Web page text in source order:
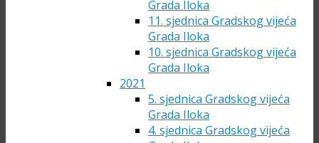
Grada Iloka
11. sjednica Gradskog vijeća
Grada Iloka
10. sjednica Gradskog vijeća
Grada Iloka
2021
5. sjednica Gradskog vijeća
Grada Iloka
4. sjednica Gradskog vijeća